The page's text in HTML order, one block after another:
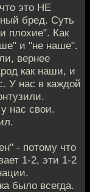
это НЕ
бред. Суть
плохие". Как
и "не наше".
вернее
как наши, и
У нас в каждой
нас свои.
- потому что
1-2, эти 1-2
было всегда.